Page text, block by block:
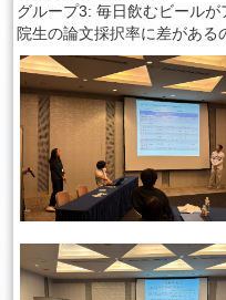
グループ3: 毎日飲むビール
院生の論文採択率に差がある